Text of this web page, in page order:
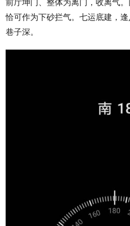
前厅坤门、整体为离门，收离气。
恰可作为下砂拦气。七运底建，
巷子深。